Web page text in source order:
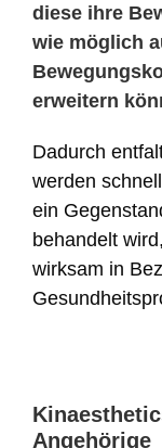
diese ihre
wie möglich
erweitern
Dadurch
werden
ein
behandelt
wirksam in
Angehörige